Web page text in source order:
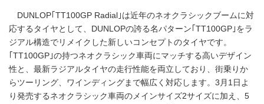
DUNLOP｢TT100GP Radial｣は近年のネオクラシックブームに対
応するタイヤとして、DUNLOPの誇る名パターン｢TT100GP｣をラ
ジアル構造でリメイクした新しいコンセプトのタイヤです。
｢TT100GP｣の持つネオクラシック車両にマッチする高いデザイン
性と、最新ラジアルタイヤの走行性能を両立しており、街乗りか
らツーリング、ワインディングまで幅広く対応します。3月1日よ
り発売するネオクラシック車両のメインサイズ2サイズに加え、5